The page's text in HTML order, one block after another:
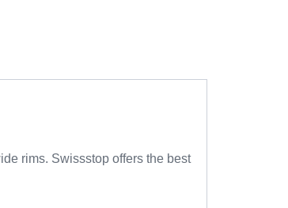
rims. Swissstop offers the best